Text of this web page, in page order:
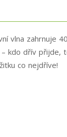
vlna zahrnuje
kdo dřív přijde,
co nejdříve!